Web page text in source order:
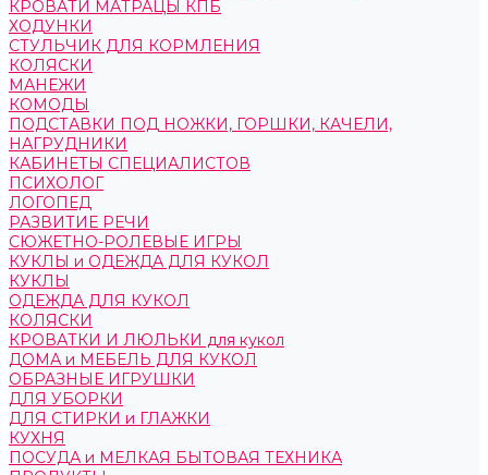
КРОВАТИ МАТРАЦЫ КПБ
ХОДУНКИ
СТУЛЬЧИК ДЛЯ КОРМЛЕНИЯ
КОЛЯСКИ
МАНЕЖИ
КОМОДЫ
ПОДСТАВКИ ПОД НОЖКИ, ГОРШКИ, КАЧЕЛИ,
НАГРУДНИКИ
КАБИНЕТЫ СПЕЦИАЛИСТОВ
ПСИХОЛОГ
ЛОГОПЕД
РАЗВИТИЕ РЕЧИ
СЮЖЕТНО-РОЛЕВЫЕ ИГРЫ
КУКЛЫ и ОДЕЖДА ДЛЯ КУКОЛ
КУКЛЫ
ОДЕЖДА ДЛЯ КУКОЛ
КОЛЯСКИ
КРОВАТКИ И ЛЮЛЬКИ для кукол
ДОМА и МЕБЕЛЬ ДЛЯ КУКОЛ
ОБРАЗНЫЕ ИГРУШКИ
ДЛЯ УБОРКИ
ДЛЯ СТИРКИ и ГЛАЖКИ
КУХНЯ
ПОСУДА и МЕЛКАЯ БЫТОВАЯ ТЕХНИКА